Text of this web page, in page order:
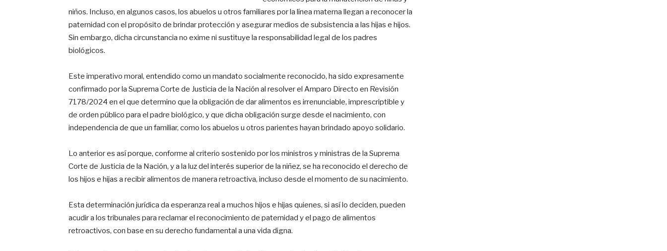
niños. Incluso, en algunos casos, los abuelos u otros familiares por la línea materna llegan a reconocer la
paternidad con el propósito de brindar protección y asegurar medios de subsistencia a las hijas e hijos.
Sin embargo, dicha circunstancia no exime ni sustituye la responsabilidad legal de los padres
biológicos.
Este imperativo moral, entendido como un mandato socialmente reconocido, ha sido expresamente
confirmado por la Suprema Corte de Justicia de la Nación al resolver el Amparo Directo en Revisión
7178/2024 en el que determino que la obligación de dar alimentos es irrenunciable, imprescriptible y
de orden público para el padre biológico, y que dicha obligación surge desde el nacimiento, con
independencia de que un familiar, como los abuelos u otros parientes hayan brindado apoyo solidario.
Lo anterior es así porque, conforme al criterio sostenido por los ministros y ministras de la Suprema
Corte de Justicia de la Nación, y a la luz del interés superior de la niñez, se ha reconocido el derecho de
los hijos e hijas a recibir alimentos de manera retroactiva, incluso desde el momento de su nacimiento.
Esta determinación jurídica da esperanza real a muchos hijos e hijas quienes, si así lo deciden, pueden
acudir a los tribunales para reclamar el reconocimiento de paternidad y el pago de alimentos
retroactivos, con base en su derecho fundamental a una vida digna.